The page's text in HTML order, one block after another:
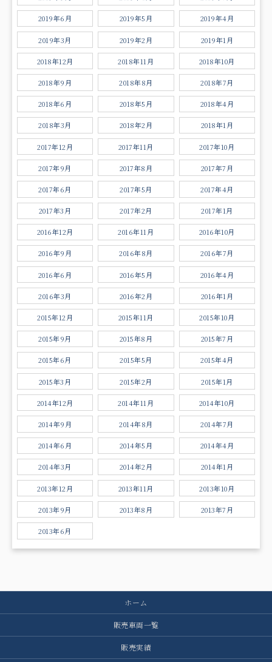
2019年6月 2019年5月 2019年4月
2019年3月 2019年2月 2019年1月
2018年12月 2018年11月 2018年10月
2018年9月 2018年8月 2018年7月
2018年6月 2018年5月 2018年4月
2018年3月 2018年2月 2018年1月
2017年12月 2017年11月 2017年10月
2017年9月 2017年8月 2017年7月
2017年6月 2017年5月 2017年4月
2017年3月 2017年2月 2017年1月
2016年12月 2016年11月 2016年10月
2016年9月 2016年8月 2016年7月
2016年6月 2016年5月 2016年4月
2016年3月 2016年2月 2016年1月
2015年12月 2015年11月 2015年10月
2015年9月 2015年8月 2015年7月
2015年6月 2015年5月 2015年4月
2015年3月 2015年2月 2015年1月
2014年12月 2014年11月 2014年10月
2014年9月 2014年8月 2014年7月
2014年6月 2014年5月 2014年4月
2014年3月 2014年2月 2014年1月
2013年12月 2013年11月 2013年10月
2013年9月 2013年8月 2013年7月
2013年6月
ホーム
販売車両一覧
販売実績